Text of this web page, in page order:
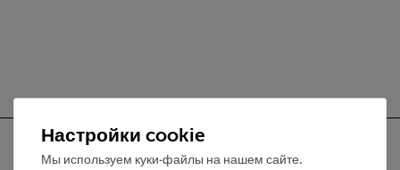
Настройки cookie
Мы используем куки-файлы на нашем сайте.